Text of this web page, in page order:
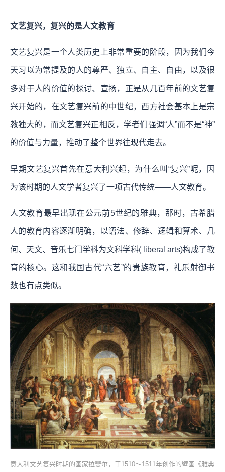
文艺复兴，复兴的是人文教育
文艺复兴是一个人类历史上非常重要的阶段，因为我们今
天习以为常提及的人的尊严、独立、自主、自由，以及很
多对于人的价值的探讨、宣扬，正是从几百年前的文艺复
兴开始的，在文艺复兴前的中世纪，西方社会基本上是宗
教独大的，而文艺复兴正相反，学者们强调“人”而不是“神”
的价值与力量，推动了整个世界往现代走去。
早期文艺复兴首先在意大利兴起，为什么叫“复兴”呢，因
为该时期的人文学者复兴了一项古代传统——人文教育。
人文教育最早出现在公元前5世纪的雅典，那时，古希腊
人的教育内容逐渐明确，以语法、修辞、逻辑和算术、几
何、天文、音乐七门学科为文科学科( liberal arts)构成了教
育的核心。这和我国古代“六艺”的贵族教育，礼乐射御书
数也有点类似。
意大利文艺复兴时期的画家拉斐尔，于1510～1511年创作的壁画《雅典